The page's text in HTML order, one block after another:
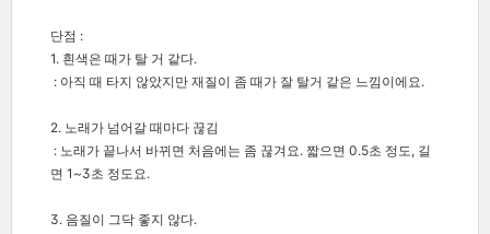
단점 :
1. 흰색은 때가 탈 거 같다.
: 아직 때 타지 않았지만 재질이 좀 때가 잘 탈거 같은 느낌이에요.
2. 노래가 넘어갈 때마다 끊김
: 노래가 끝나서 바뀌면 처음에는 좀 끊겨요. 짧으면 0.5초 정도, 길
면 1~3초 정도요.
3. 음질이 그닥 좋지 않다.